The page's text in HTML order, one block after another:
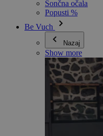
Sončna očala
Popusti %
Be Vuch
Nazaj
Show more